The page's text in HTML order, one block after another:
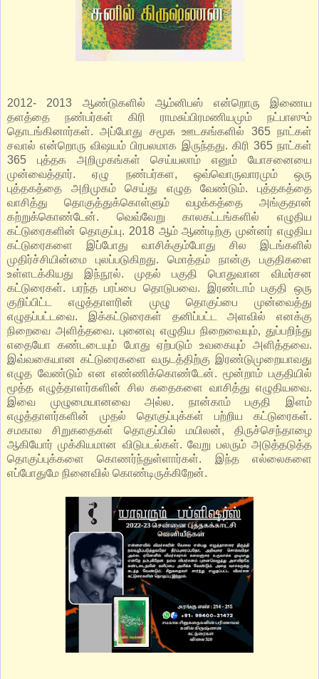
2012- 2013 ஆண்டுகளில் ஆம்னிபஸ் என்றொரு இணைய
தளத்தை நண்பர்கள் கிரி ராமசுப்பிரமணியமும் நட்பாஸும்
தொடங்கினார்கள். அப்போது சமூக ஊடகங்களில் 365 நாட்கள்
சவால் என்றொரு விஷயம் பிரபலமாக இருந்தது. கிரி 365 நாட்கள்
365 புத்தக அறிமுகங்கள் செய்யலாம் எனும் யோசனையை
முன்வைத்தார். ஏழு நண்பர்கள, ஒவ்வொருவாரமும் ஒரு
புத்தகத்தை அறிமுகம் செய்து எழுத வேண்டும். புத்தகத்தை
வாசித்து தொகுத்துக்கொள்ளும் வழக்கத்தை அங்குதான்
கற்றுக்கொண்டேன். வெவ்வேறு காலகட்டங்களில் எழுதிய
கட்டுரைகளின் தொகுப்பு. 2018 ஆம் ஆண்டிற்கு முன்னர் எழுதிய
கட்டுரைகளை இப்போது வாசிக்கும்போது சில இடங்களில்
முதிர்ச்சியின்மை புலப்படுகிறது. மொத்தம் நான்கு பகுதிகளை
உள்ளடக்கியது இந்நூல். முதல் பகுதி பொதுவான விமர்சன
கட்டுரைகள். பரந்த பரப்பை தொடுபவை. இரண்டாம் பகுதி ஒரு
குறிப்பிட்ட எழுத்தாளரின் முழு தொகுப்பை முன்வைத்து
எழுதப்பட்டவை. இக்கட்டுரைகள் தனிப்பட்ட அளவில் எனக்கு
நிறைவை அளித்தவை. புனைவு எழுதிய நிறைவையும், துப்பறிந்து
எதையோ கண்டடையும் போது ஏற்படும் உவகையும் அளித்தவை.
இவ்வகையான கட்டுரைகளை வருடத்திற்கு இரண்டுமுறையாவது
எழுத வேண்டும் என எண்ணிக்கொண்டேன். மூன்றாம் பகுதியில்
மூத்த எழுத்தாளர்களின் சில கதைகளை வாசித்து எழுதியவை.
இவை முழுமையானவை அல்ல. நான்காம் பகுதி இளம்
எழுத்தாளர்களின் முதல் தொகுப்புக்கள் பற்றிய கட்டுரைகள்.
சமகால சிறுகதைகள் தொகுப்பில் மயிலன், திருச்செந்தாழை
ஆகியோர் முக்கியமான விடுபடல்கள். வேறு பலரும் அடுத்தடுத்த
தொகுப்புக்களை கொணர்ந்துள்ளார்கள். இந்த எல்லைகளை
எப்போதுமே நினைவில் கொண்டிருக்கிறேன்.